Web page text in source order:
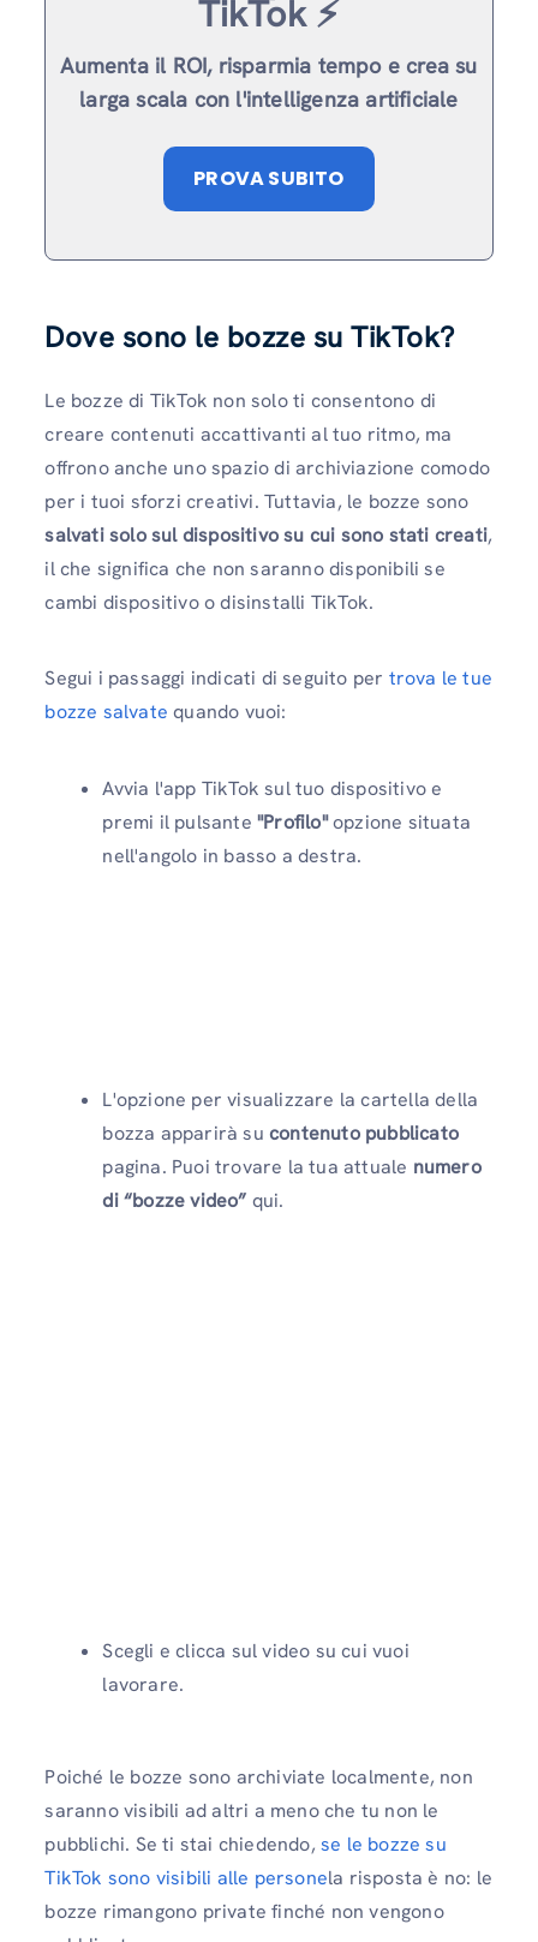
TikTok ⚡️
Aumenta il ROI, risparmia tempo e crea su
larga scala con l'intelligenza artificiale
PROVA SUBITO
Dove sono le bozze su TikTok?
Le bozze di TikTok non solo ti consentono di
creare contenuti accattivanti al tuo ritmo, ma
offrono anche uno spazio di archiviazione comodo
per i tuoi sforzi creativi. Tuttavia, le bozze sono
salvati solo sul dispositivo su cui sono stati creati,
il che significa che non saranno disponibili se
cambi dispositivo o disinstalli TikTok.
Segui i passaggi indicati di seguito per trova le tue
bozze salvate quando vuoi:
Avvia l'app TikTok sul tuo dispositivo e
premi il pulsante "Profilo"opzione situata
nell'angolo in basso a destra.
L'opzione per visualizzare la cartella della
bozza apparirà su contenuto pubblicato
pagina. Puoi trovare la tua attuale numero
di “bozze video” qui.
Scegli e clicca sul video su cui vuoi
lavorare.
Poiché le bozze sono archiviate localmente, non
saranno visibili ad altri a meno che tu non le
pubblichi. Se ti stai chiedendo, se le bozze su
TikTok sono visibili alle personela risposta è no: le
bozze rimangono private finché non vengono